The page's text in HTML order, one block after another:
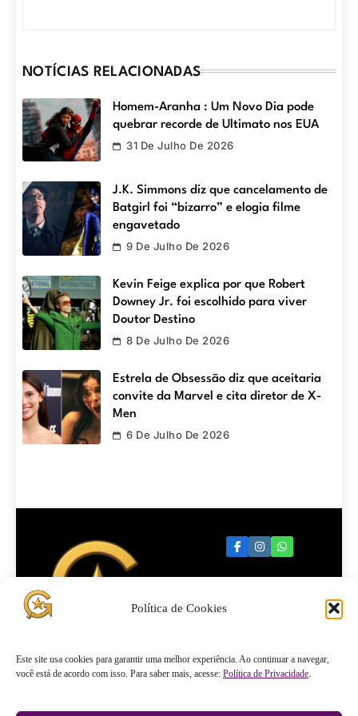
Política de Cookies
Este site usa cookies para garantir uma melhor experiência. Ao continuar a navegar,
você está de acordo com isso. Para saber mais, acesse: Política de Privacidade.
NOTÍCIAS RELACIONADAS
Homem-Aranha : Um Novo Dia pode
quebrar recorde de Ultimato nos EUA
31 De Julho De 2026
J.K. Simmons diz que cancelamento de
Batgirl foi “bizarro” e elogia filme
engavetado
9 De Julho De 2026
Kevin Feige explica por que Robert
Downey Jr. foi escolhido para viver
Doutor Destino
8 De Julho De 2026
Estrela de Obsessão diz que aceitaria
convite da Marvel e cita diretor de X-
Men
6 De Julho De 2026
Quartel